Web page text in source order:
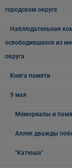
городском округе
Наблюдательная
освободившихся из
округа
Книга памяти
9 мая
Мемориалы и
Аллея дважды
"Катюша"